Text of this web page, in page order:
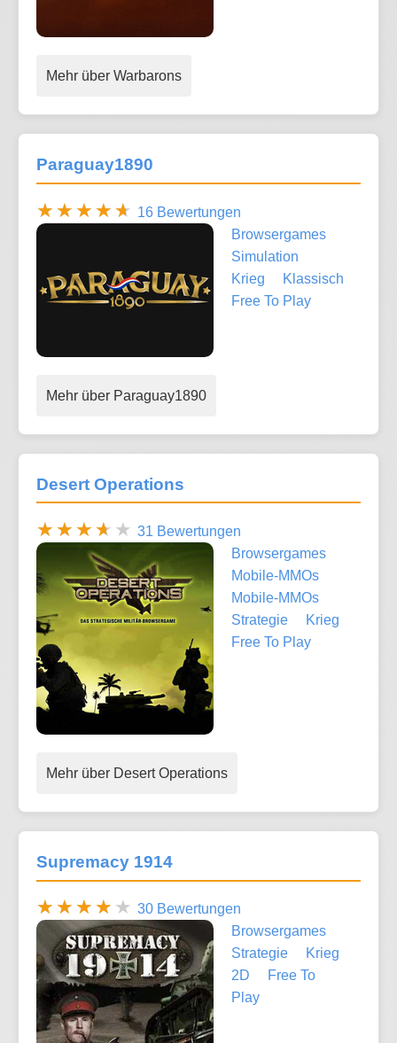
Mehr über Warbarons
Paraguay1890
16 Bewertungen
Browsergames
Simulation
Krieg
Klassisch
Free To Play
Mehr über Paraguay1890
Desert Operations
31 Bewertungen
Browsergames
Mobile-MMOs
Mobile-MMOs
Strategie
Krieg
Free To Play
Mehr über Desert Operations
Supremacy 1914
30 Bewertungen
Browsergames
Strategie
Krieg
2D
Free To
Play